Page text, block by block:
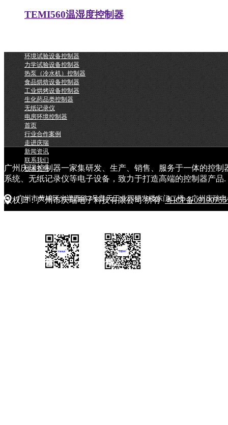
TEMI560温湿度控制器
环境试验设备控制器
力学试验设备控制器
热泵（冷水机）控制器
食品烘焙设备控制器
工业烘烤设备控制器
生化药品类控制器
无纸记录仪
电房环境控制器
首页
行业合作案例
走进庆瑞
新闻资讯
联系我们
技术支持
广州市黄埔区光谱西路3号普天工业园研发楼东门二楼（广州庆瑞
广州庆瑞控制器一家集研发、生产、销售、服务于一体的控
系统、无纸记录仪等电子设备，致力于打造高端的控制器产品.
版权归：广州市庆瑞电子科技有限公司 所有粤ICP备